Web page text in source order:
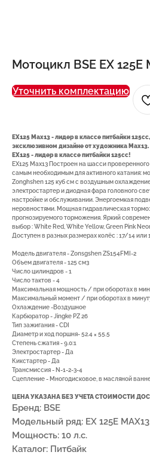
Мотоцикл BSE EX 125E
Уточнить комплектацию
EX125 Max13 - лидер в классе питбайки
эксклюзивном дизайне от художника Max13.
EX125 - лидер в классе питбайки 125сс!
EX125 Max13 Построен на шасси
самым необходимым для активного катания:
Zonghshen 125 куб см с воздушным
электростартер и диодная фара головного
настройке и обслуживании. Энергоемкая
неровностями. Мощная гидравлическая
прогнозируемого торможения. Яркий
выбор : White Red, White Yellow, Green Pink
Доступен в разных размерах колёс : 17/14 или
Модель двигателя - Zonsgshen ZS154FMI-2
Объем двигателя - 125 см3
Число цилиндров - 1
Число тактов - 4
Максимальная мощность / при оборотах в
Максимальный момент / при оборотах в
Охлаждение -Воздушное
Карбюратор - Jingke PZ 26
Тип зажигания - CDI
Диаметр и ход поршня- 52.4 × 55.5
Степень сжатия - 9.0:1
Электростартер - Да
Кикстартер - Да
Трансмиссия - N-1-2-3-4
Сцепление - Многодисковое, в масляной
ЦЕНА УКАЗАНА БЕЗ УЧЕТА СТОИМОСТИ
Бренд: BSE
Модельный ряд: EX 125E MAX13
Мощность: 10 л.с.
Каталог: Питбайк
ПОКУПАТЕЛЯМ
О компании Новости Оплата
Рассрочка
Доставка
7(8512)20-